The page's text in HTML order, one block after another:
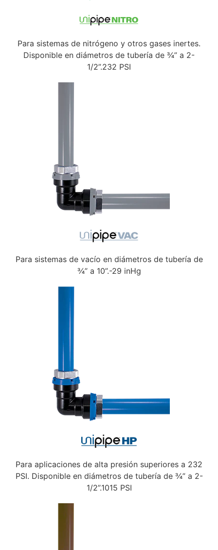
Para sistemas de nitrógeno y otros gases inertes.
Disponible en diámetros de tubería de ¾” a 2-
1/2”.232 PSI
Para sistemas de vacío en diámetros de tubería de
¾” a 10”.-29 inHg
Para aplicaciones de alta presión superiores a 232
PSI. Disponible en diámetros de tubería de ¾” a 2-
1/2”.1015 PSI